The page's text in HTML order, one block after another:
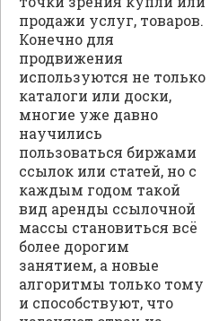
продажи услуг, товаров.
Конечно для
продвижения
используются не только
каталоги или доски,
многие уже давно
научились
пользоваться биржами
ссылок или статей, но с
каждым годом такой
вид аренды ссылочной
массы становиться всё
более дорогим
занятием, а новые
алгоритмы только тому
и способствуют, что